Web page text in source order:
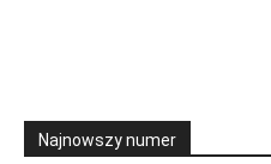
Najnowszy numer